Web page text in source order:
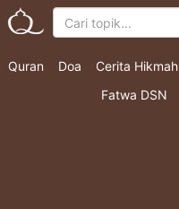
Quran Doa Cerita Hikmah
Fatwa DSN